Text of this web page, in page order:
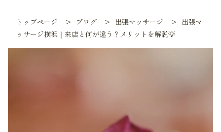
トップページ > ブログ > 出張マッサージ >
出張マ
ッサージ横浜｜来店と何が違う？メリットを解説💡